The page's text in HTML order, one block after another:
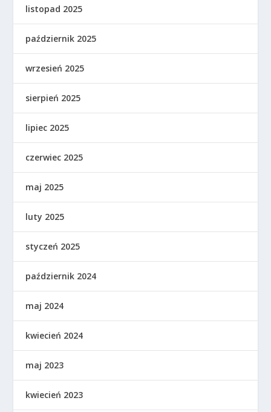
listopad 2025
październik 2025
wrzesień 2025
sierpień 2025
lipiec 2025
czerwiec 2025
maj 2025
luty 2025
styczeń 2025
październik 2024
maj 2024
kwiecień 2024
maj 2023
kwiecień 2023